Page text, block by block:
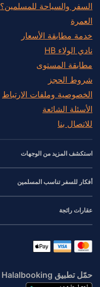
السفر والسياحة للمسلمين؟
العمرة
خدمة مطابقة الأسعار
نادي الولاء HB
مطابقة المستوى
شروط الحجز
الخصوصية وملفات الارتباط
الأسئلة الشائعة
للاتصال بنا
استكشف المزيد من الوجهات
أفكار للسفر تناسب المسلمين
عقارات رائجة
حمّل تطبيق Halalbooking